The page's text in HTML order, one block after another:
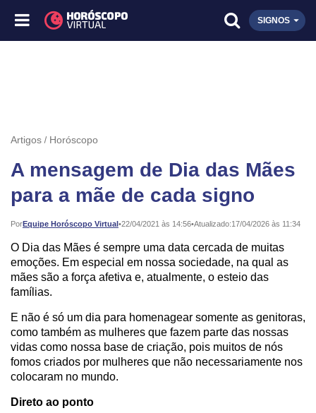
SIGNOS
Artigos Horóscopo
A mensagem de Dia das Mães
para a mãe de cada signo
PorEquipe Horóscopo Virtual•
Publicado: 22/04/2021 às 14:56•Atualizado:17/04/2026 às 11:34
O Dia das Mães é sempre uma data cercada de muitas
emoções. Em especial em nossa sociedade, na qual as
mães são a força afetiva e, atualmente, o esteio das
famílias.
E não é só um dia para homenagear somente as genitoras,
como também as mulheres que fazem parte das nossas
vidas como nossa base de criação, pois muitos de nós
fomos criados por mulheres que não necessariamente nos
colocaram no mundo.
Direto ao ponto